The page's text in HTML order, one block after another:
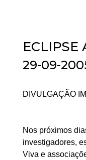
ECLIPSE
29-09-
DIVULGAÇÃO
Nos próximos
investigadores,
Viva e